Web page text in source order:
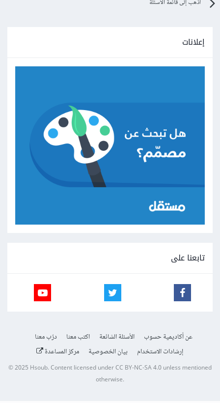
اذهب إلى قائمة الأسئلة
إعلانات
تابعنا على
عن أكاديمية حسوب الأسئلة الشائعة اكتب معنا
درّب معنا
إرشادات الاستخدام
بيان الخصوصية مركز المساعدة
© 2025Hsoub.Content licensed underCC BY-NC-SA 4.0unless mentioned
otherwise.